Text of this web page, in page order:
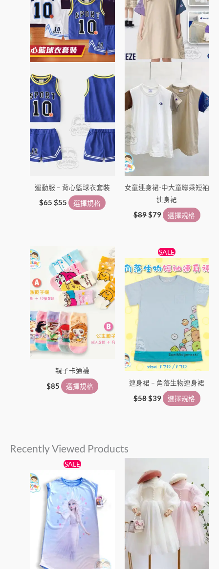
運動服 – 背心籃球衣套裝
$65 $55 選擇規格
種
式。
可
在
產
品
頁
面
選
選
項
女童連身裙-中大童聯乘短袖
連身裙
$89$79 選擇規格
種
款
式。
可
在
頁
面
選
親子卡通襪
$85 選擇規格
產
品
有
多
款
式。
品
選
SALE
連身裙 – 角落生物連身裙
$58
始
價
格：
$58。
$39
目
前
價
格：
$39。
選擇規格
產
品
有
多
款
式。
可
在
產
品
頁
Recently Viewed Products
SALE
價
格：
$79。
目
前
價
格：
$65。
有
可
品
多